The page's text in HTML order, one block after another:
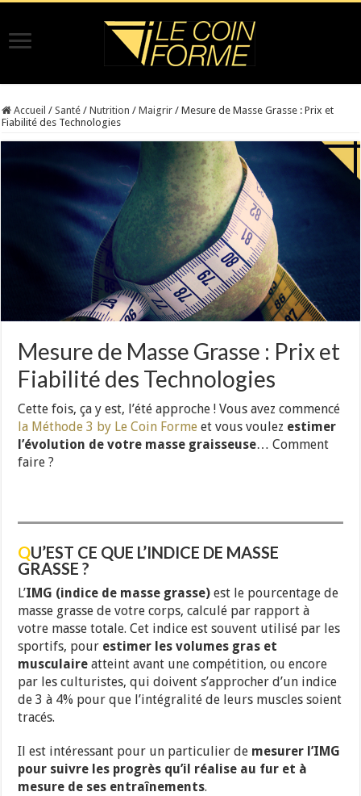
Accueil / Santé / Nutrition / Maigrir / Mesure de Masse Grasse : Prix et
Fiabilité des Technologies
Mesure de Masse Grasse : Prix et
Fiabilité des Technologies
Cette fois, ça y est, l’été approche ! Vous avez commencé
la Méthode 3 by Le Coin Forme et vous voulez estimer
l’évolution de votre masse graisseuse… Comment
faire ?
QU’EST CE QUE L’INDICE DE MASSE
GRASSE ?
L’IMG (indice de masse grasse) est le pourcentage de
masse grasse de votre corps, calculé par rapport à
votre masse totale. Cet indice est souvent utilisé par les
sportifs, pour estimer les volumes gras et
musculaire atteint avant une compétition, ou encore
par les culturistes, qui doivent s’approcher d’un indice
de 3 à 4% pour que l’intégralité de leurs muscles soient
tracés.
Il est intéressant pour un particulier de mesurer l’IMG
pour suivre les progrès qu’il réalise au fur et à
mesure de ses entraînements.